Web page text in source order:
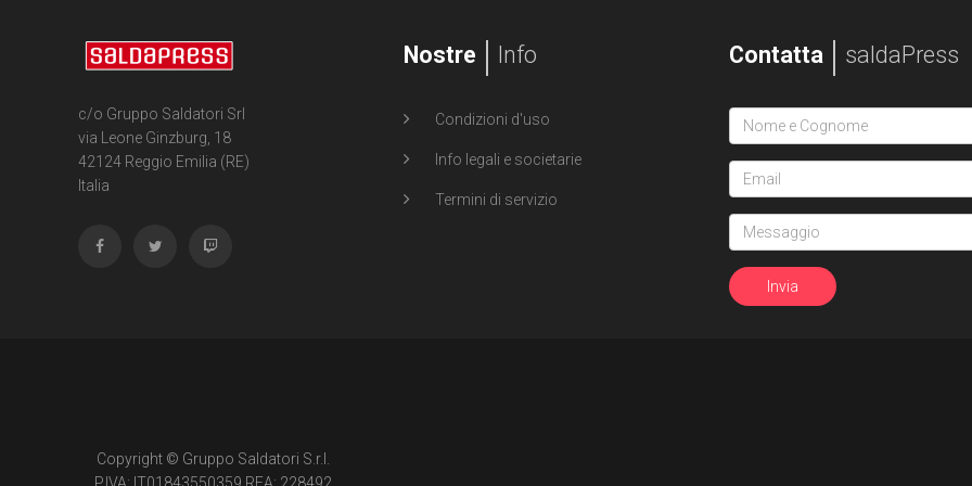
c/o Gruppo Saldatori Srl
via Leone Ginzburg, 18
42124 Reggio Emilia (RE)
Italia
Nostre Info
Condizioni d'uso
Info legali e societarie
Termini di servizio
Contatta saldaPress
Copyright © Gruppo Saldatori S.r.l.